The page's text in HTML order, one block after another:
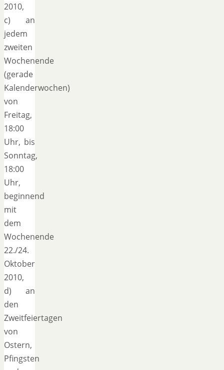
2010,
c) an
jedem
zweiten
Wochenende
(gerade
Kalenderwochen)
von
Freitag,
18:00
Uhr, bis
Sonntag,
18:00
Uhr,
beginnend
mit
dem
Wochenende
22./24.
Oktober
2010,
d) an
den
Zweitfeiertagen
von
Ostern,
Pfingsten